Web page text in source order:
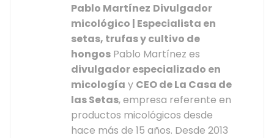
Pablo Martínez Divulgador
micológico | Especialista en
setas, trufas y cultivo de
hongos Pablo Martínez es
divulgador especializado en
micología y CEO de La Casa de
las Setas, empresa referente en
productos micológicos desde
hace más de 15 años. Desde 2013